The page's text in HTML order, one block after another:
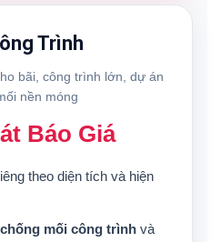
Trình
bãi, công trình lớn, dự án
nền móng
Báo Giá
theo diện tích và hiện
mối công trìnhvà